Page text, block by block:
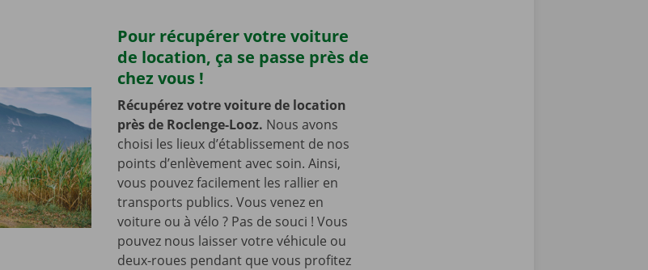
Pour récupérer votre voiture
de location, ça se passe près de
chez vous !
Récupérez votre voiture de location
près de Roclenge-Looz. Nous avons
choisi les lieux d’établissement de nos
points d’enlèvement avec soin. Ainsi,
vous pouvez facilement les rallier en
transports publics. Vous venez en
voiture ou à vélo ? Pas de souci ! Vous
pouvez nous laisser votre véhicule ou
deux-roues pendant que vous profitez